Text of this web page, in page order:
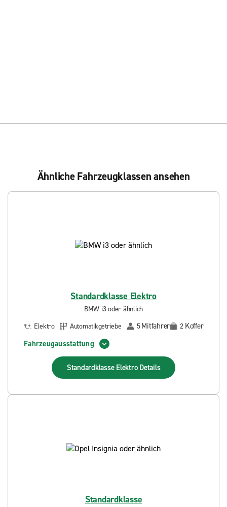
Ähnliche Fahrzeugklassen ansehen
Standardklasse Elektro
BMW i3 oder ähnlich
Elektro
Automatikgetriebe 5Mitfahrer 2 Koffer
Fahrzeugausstattung
Standardklasse Elektro Details
Standardklasse